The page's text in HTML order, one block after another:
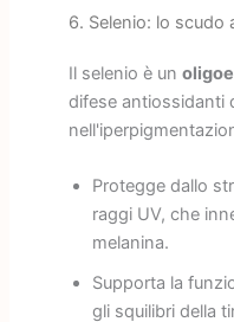
6. Selenio: lo scudo
Il selenio è un
difese antiossidanti
Protegge dallo
raggi UV, che
melanina.
Supporta la
gli squilibri della